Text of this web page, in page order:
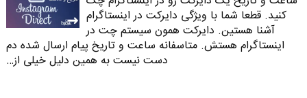
کنید. قطعا شما با ویژگی دایرکت در اینستاگرام
آشنا هستین. دایرکت همون سیستم چت در
اینستاگرام هستش. متاسفانه ساعت و تاریخ پیام ارسال شده دم
دست نیست به همین دلیل خیلی از…